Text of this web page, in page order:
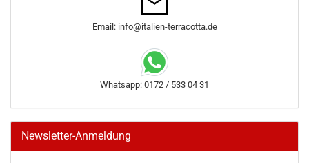
Email: info@italien-terracotta.de
Whatsapp: 0172 / 533 04 31
Newsletter-Anmeldung